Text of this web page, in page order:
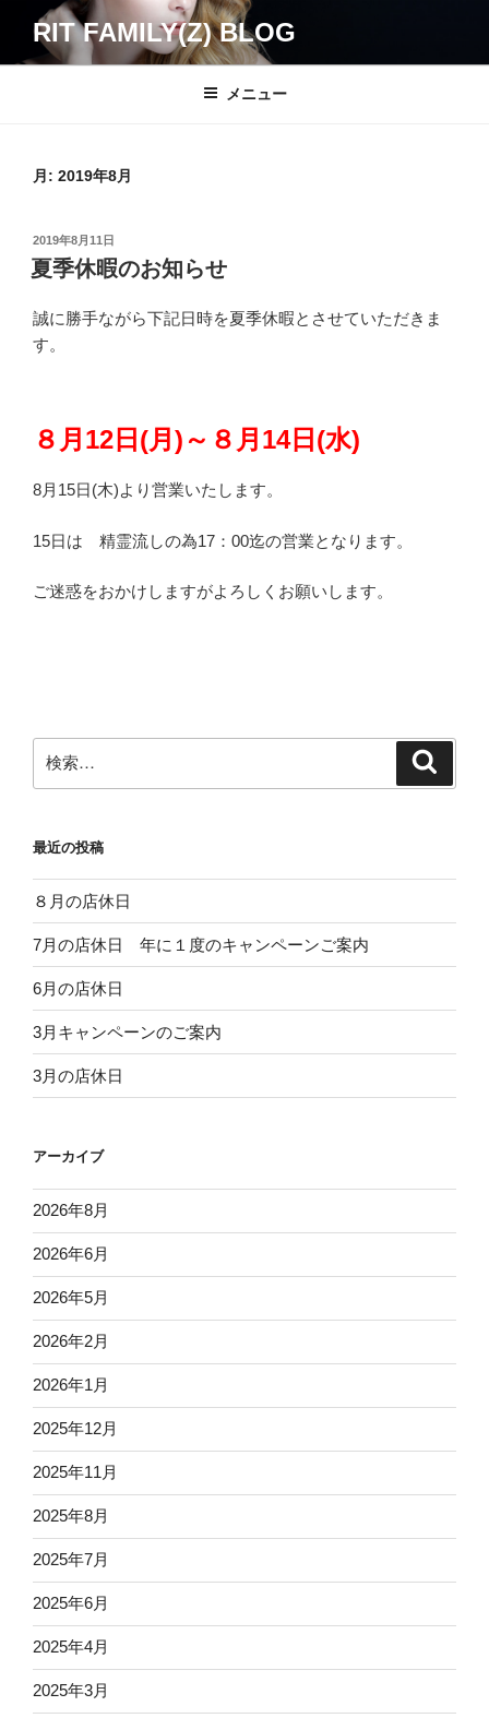
テ
RIT FAMILY(Z) BLOG
メニュー
月: 2019年8月
投
稿
日:
2019年8月11日
夏季休暇のお知らせ
誠に勝手ながら下記日時を夏季休暇とさせていただきま
す。
８月12日(月)～８月14日(水)
8月15日(木)より営業いたします。
15日は 精霊流しの為17：00迄の営業となります。
ご迷惑をおかけしますがよろしくお願いします。
索:
最近の投稿
８月の店休日
7月の店休日 年に１度のキャンペーンご案内
6月の店休日
3月キャンペーンのご案内
3月の店休日
アーカイブ
2026年8月
2026年6月
2026年5月
2026年2月
2026年1月
2025年12月
2025年11月
2025年8月
2025年7月
2025年6月
2025年4月
2025年3月